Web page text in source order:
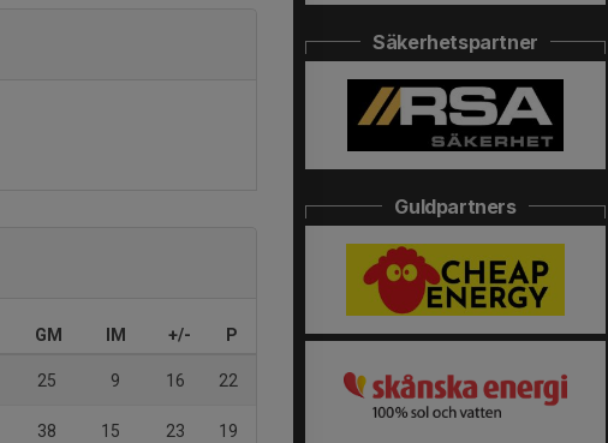
GM IM +/- P
25 9 16 22
38 15 23 19
Säkerhetspartner
Guldpartners